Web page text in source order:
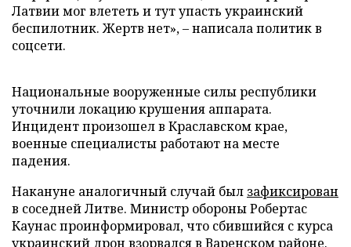
Латвии мог влететь и тут упасть украинский
беспилотник. Жертв нет», – написала политик в
соцсети.
Национальные вооруженные силы республики
уточнили локацию крушения аппарата.
Инцидент произошел в Краславском крае,
военные специалисты работают на месте
падения.
Накануне аналогичный случай был зафиксирован
в соседней Литве. Министр обороны Робертас
Каунас проинформировал, что сбившийся с курса
украинский дрон взорвался в Варенском районе.